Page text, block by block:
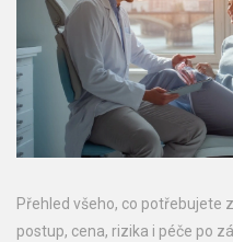
Přehled všeho, co potřebujete
postup, cena, rizika i péče po